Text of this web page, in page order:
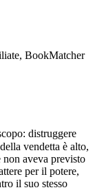
BookMatcher
distruggere
vendetta è alto,
non aveva previsto
per il potere,
il suo stesso